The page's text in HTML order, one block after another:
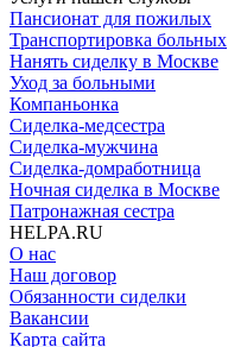
Пансионат для пожилых
Транспортировка больных
Нанять сиделку в Москве
Уход за больными
Компаньонка
Сиделка-медсестра
Сиделка-мужчина
Сиделка-домработница
Ночная сиделка в Москве
Патронажная сестра
HELPA.RU
О нас
Наш договор
Обязанности сиделки
Вакансии
Карта сайта